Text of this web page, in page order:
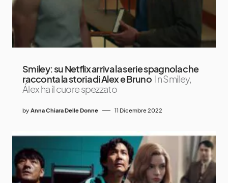
Smiley: su Netflix arriva la serie spagnola che
racconta la storia di Alex e Bruno In Smiley,
Álex ha il cuore spezzato
by Anna Chiara Delle Donne 11 Dicembre 2022